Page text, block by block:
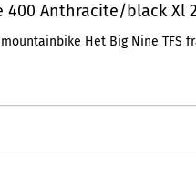
400 Anthracite/black Xl
Het Big Nine TFS